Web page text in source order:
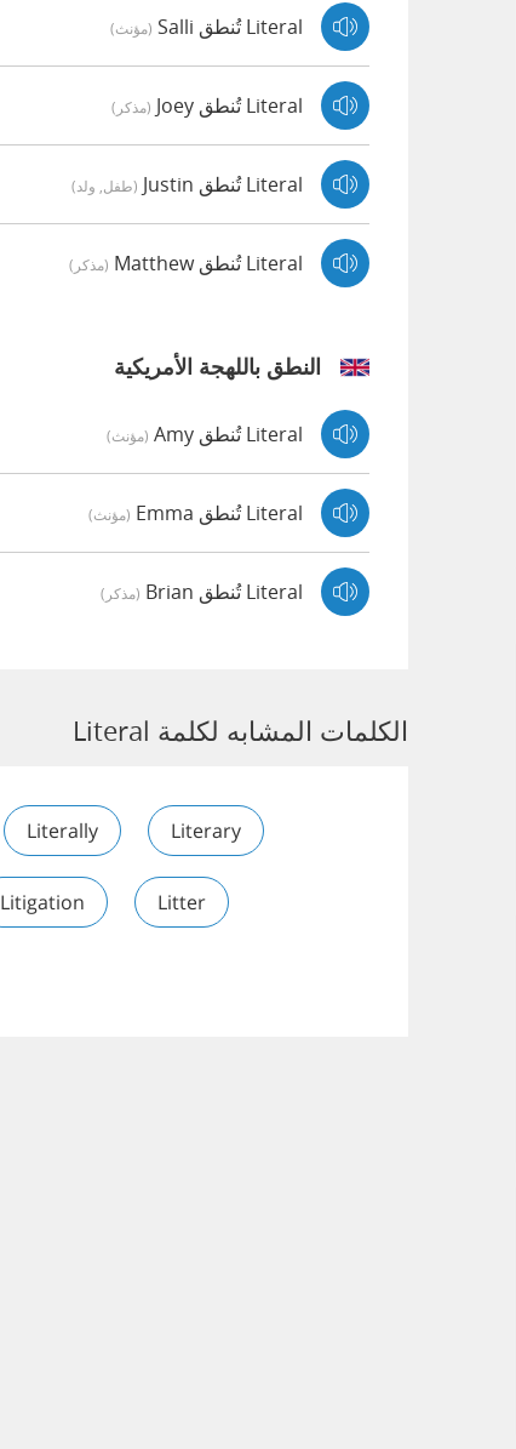
Literal تُنطق Salli (مؤنث)
Literal تُنطق Joey (مذكر)
Literal تُنطق Justin (طفل, ولد)
Literal تُنطق Matthew (مذكر)
النطق باللهجة الأمريكية
Literal تُنطق Amy (مؤنث)
Literal تُنطق Emma (مؤنث)
Literal تُنطق Brian (مذكر)
الكلمات المشابه لكلمة Literal
Literally Literary
Litigation Litter